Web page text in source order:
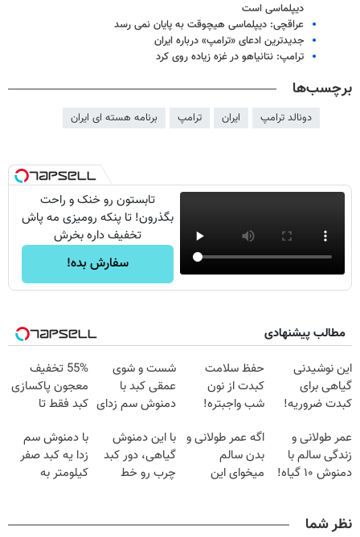
دیپلماسی است
عراقچی: دیپلماسی هیچوقت به پایان نمی رسد
جدیدترین ادعای «ترامپ» درباره ایران
ترامپ: نتانیاهو در غزه زیاده‌ روی کرد
برچسب‌ها
دونالد ترامپ ایران ترامپ برنامه هسته ای ایران
تابستون رو خنک و راحت
بگذرون! تا پنکه رومیزی مه پاش
تخفیف داره بخرش
سفارش بده!
مطالب پیشنهادی
این نوشیدنی
گیاهی برای
کبدت ضروریه!
سلامت
حفظ سلامت
کبدت از نون
شب واجبتره!
شست و شوی
عمقی کبد با
دمنوش سم زدای
55% تخفیف
معجون پاکسازی
کبد فقط تا
عمر طولانی و
زندگی سالم با
دمنوش ۱۰ گیاه!
اگه عمر طولانی و
بدن سالم
میخوای این
با این دمنوش
گیاهی، دور کبد
چرب رو خط
با دمنوش سم
زدا یه کبد صفر
کیلومتر به
نظر شما